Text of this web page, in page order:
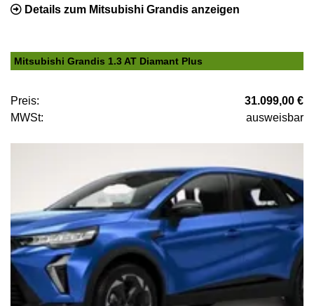
Details zum Mitsubishi Grandis anzeigen
Mitsubishi Grandis 1.3 AT Diamant Plus
Preis:
31.099,00 €
MWSt:
ausweisbar